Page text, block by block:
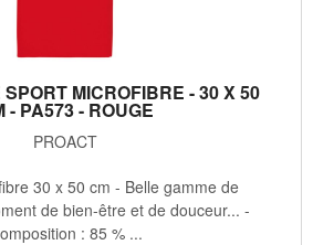
MICROFIBRE - 30 X 50
- PA573 - ROUGE
PROACT
30 x 50 cm - Belle gamme de
de bien-être et de douceur... -
: 85 % ...